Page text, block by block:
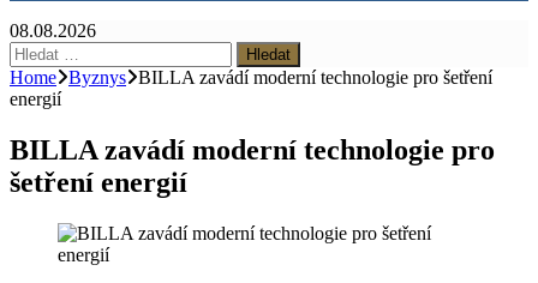
08.08.2026
Vyhledávání
Home Byznys BILLA zavádí moderní technologie pro šetření
energií
BILLA zavádí moderní technologie pro
šetření energií